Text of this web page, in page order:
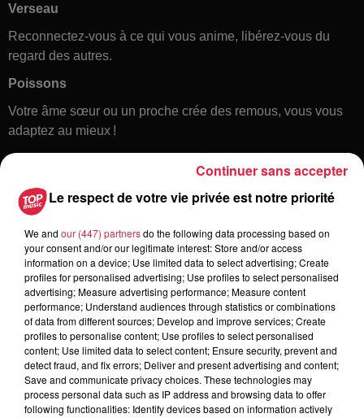
Verseau
Reconnectez-vous à ce qui vous anime, libérez-vous du
regard des autres.
Poissons
Votre âme sœur ou un proche crée des remous, vous vous
adaptez au mieux !
Toute l'actu
6 août 2026
À Hoerdt, de l’eau brune sort des
robinets
Le respect de votre vie privée est notre priorité
We and our (447) partnersdo the following data processing based on
your consent and/or our legitimate interest: Store and/or access
information on a device; Use limited data to select advertising; Create
profiles for personalised advertising; Use profiles to select personalised
advertising; Measure advertising performance; Measure content
performance; Understand audiences through statistics or combinations
of data from different sources; Develop and improve services; Create
profiles to personalise content; Use profiles to select personalised
content; Use limited data to select content; Ensure security, prevent and
detect fraud, and fix errors; Deliver and present advertising and content;
Save and communicate privacy choices. These technologies may
process personal data such as IP address and browsing data to offer
following functionalities: Identify devices based on information actively
Continuer sans accepter